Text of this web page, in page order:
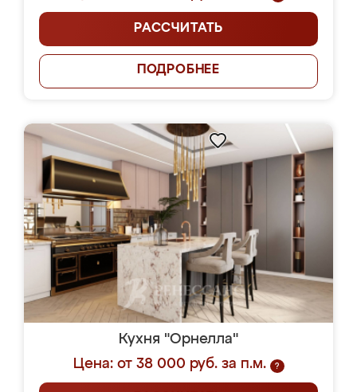
РАССЧИТАТЬ
ПОДРОБНЕЕ
Кухня "Орнелла"
Цена: от 38 000 руб. за п.м.
?